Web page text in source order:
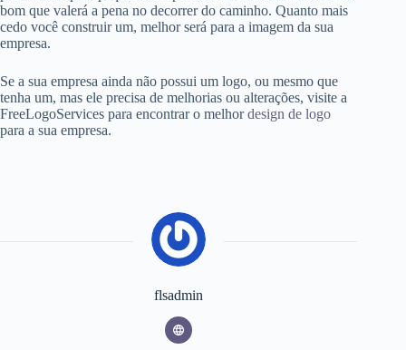
bom que valerá a pena no decorrer do caminho. Quanto mais
cedo você construir um, melhor será para a imagem da sua
empresa.
Se a sua empresa ainda não possui um logo, ou mesmo que
tenha um, mas ele precisa de melhorias ou alterações, visite a
FreeLogoServices para encontrar o melhordesign de logo
para a sua empresa.
flsadmin